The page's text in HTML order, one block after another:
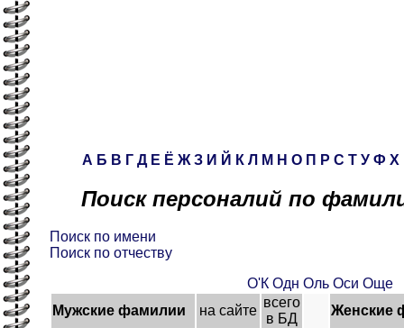
А Б В Г Д Е Ё Ж З И Й К Л М Н О П Р С Т У Ф Х
Поиск персоналий по
Поиск по имени
Поиск по отчеству
О'К Одн Оль Оси Още
Мужские фамилии
на сайте
всего
в БД
Женские